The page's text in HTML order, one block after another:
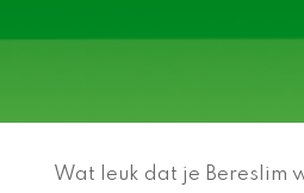
Wat leuk dat je Bereslim